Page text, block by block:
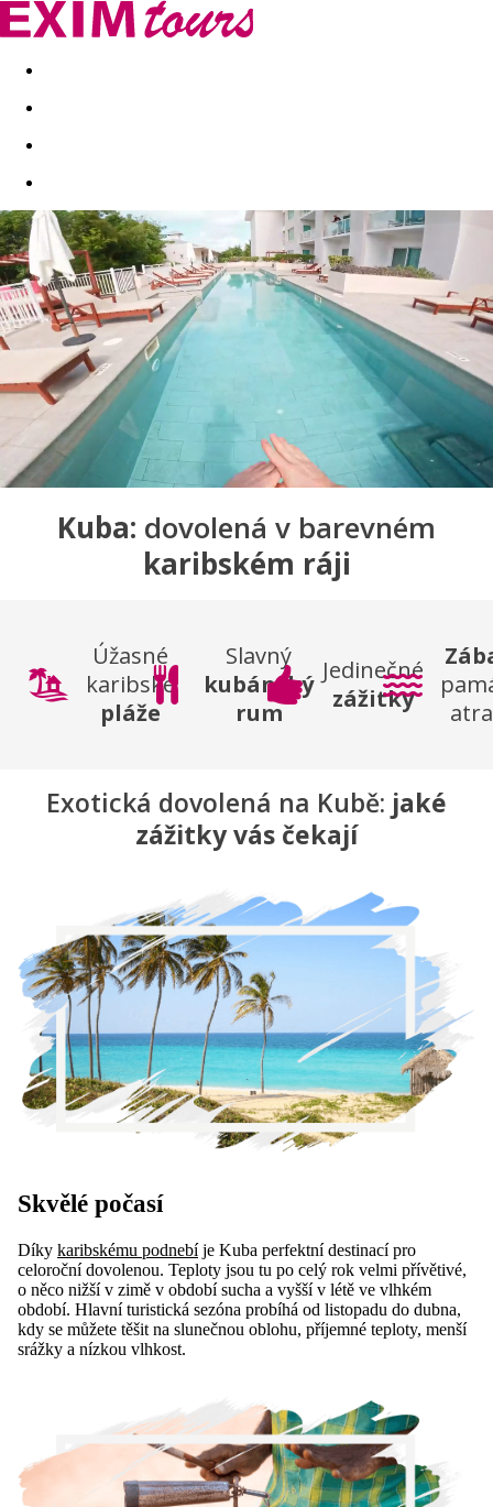
Akční nabídky Last minute
Kuba: dovolená v barevném
karibském ráji
Úžasné
karibské
pláže
Slavný
kubánský
rum
Jedinečné
zážitky
Exotická dovolená na Kubě: jaké
zážitky vás čekají
Skvělé počasí
Díky karibskému podnebíje Kuba perfektní destinací pro
celoroční dovolenou. Teploty jsou tu po celý rok velmi přívětivé,
o něco nižší v zimě v období sucha a vyšší v létě ve vlhkém
období. Hlavní turistická sezóna probíhá od listopadu do dubna,
kdy se můžete těšit na slunečnou oblohu, příjemné teploty, menší
srážky a nízkou vlhkost.